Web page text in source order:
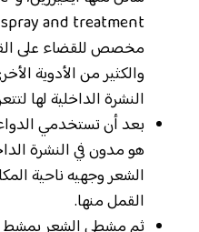
مخصص للقضاء على
والكثير من الأدوية
النشرة الداخلية لها
بعد أن تستخدمي
هو مدون في النشرة
الشعر وجهيه ناحية
القمل منها.